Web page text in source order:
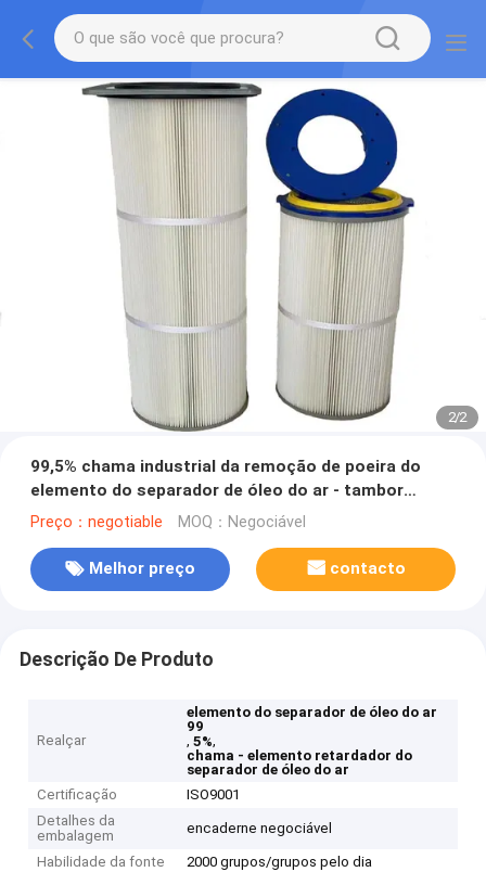
2/2
99,5% chama industrial da remoção de poeira do
elemento do separador de óleo do ar - tambor
retardador
Preço：negotiable MOQ：Negociável
Melhor preço contacto
Descrição De Produto
Realçar
elemento do separador de óleo do ar
99
,5%,
chama - elemento retardador do
separador de óleo do ar
Certificação
ISO9001
Detalhes da
embalagem
encaderne negociável
Habilidade da fonte
2000 grupos/grupos pelo dia